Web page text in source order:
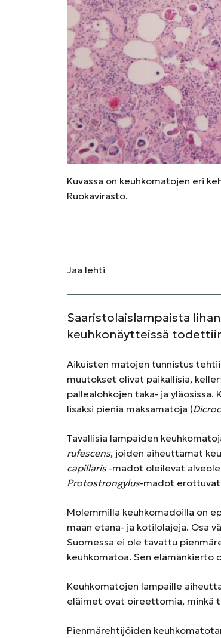
Kuvassa on keuhkomatojen eri
Ruokavirasto.
Jaa lehti
Saaristolaislampaista
keuhkonäytteissä
Aikuisten matojen tunnistus
muutokset olivat paikallisia,
pallealohkojen taka- ja
lisäksi pieniä maksamatoja (
Tavallisia lampaiden
rufescens, joiden aiheuttamat
capillaris-madot oleilevat
Protostrongylus-madot erottuvat
Molemmilla keuhkomadoilla on
maan etana- ja kotilolajeja. Osa
Suomessa ei ole tavattu
keuhkomatoa. Sen elämänkierto
Keuhkomatojen lampaille
eläimet ovat oireettomia, minkä
Pienmärehtijöiden